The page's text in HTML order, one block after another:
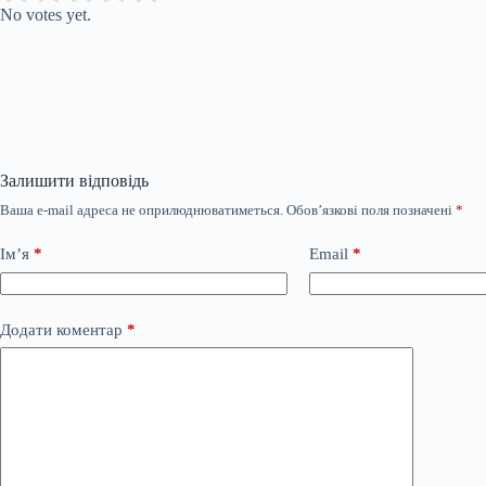
No votes yet.
Залишити відповідь
Ваша e-mail адреса не оприлюднюватиметься. Обов’язкові поля позначені *
Ім’я * Email *
Додати коментар *